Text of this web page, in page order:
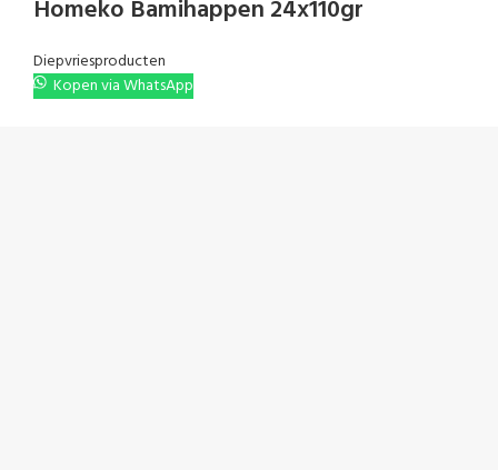
Homeko Bamihappen 24x110gr
Diepvriesproducten
Kopen via WhatsApp